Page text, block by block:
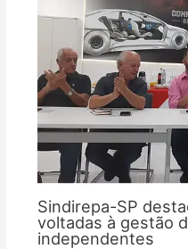
Sindirepa-SP
voltadas à gestão
independentes